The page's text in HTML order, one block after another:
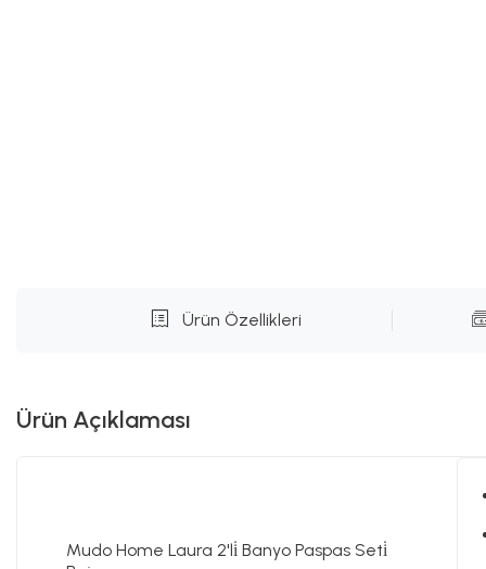
Ürün Özellikleri
Ürün Açıklaması
Mudo Home Laura 2'li̇ Banyo Paspas Seti̇